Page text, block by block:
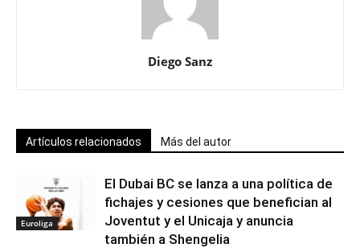
Diego Sanz
Artículos relacionados Más del autor
Euroliga
El Dubai BC se lanza a una política de
fichajes y cesiones que benefician al
Joventut y el Unicaja y anuncia
también a Shengelia